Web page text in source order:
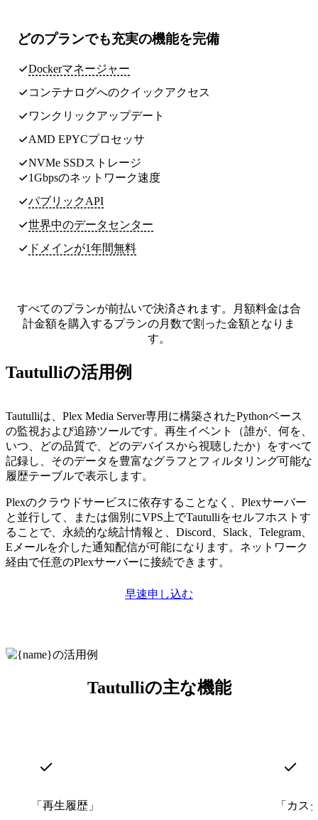
どのプランでも充実の機能を完備
Dockerマネージャー
コンテナログへのクイックアクセス
ワンクリックアップデート
AMD EPYCプロセッサ
NVMe SSDストレージ
1Gbpsのネットワーク速度
パブリックAPI
世界中のデータセンター
ドメインが1年間無料
すべてのプランが前払いで決済されます。月額料金は合
計金額を購入するプランの月数で割った金額となりま
す。
Tautulliの活用例
Tautulliは、Plex Media Server専用に構築されたPythonベース
の監視および追跡ツールです。再生イベント（誰が、何を、
いつ、どの品質で、どのデバイスから視聴したか）をすべて
記録し、そのデータを豊富なグラフとフィルタリング可能な
履歴テーブルで表示します。
Plexのクラウドサービスに依存することなく、Plexサーバー
と並行して、または個別にVPS上でTautulliをセルフホストす
ることで、永続的な統計情報と、Discord、Slack、Telegram、
Eメールを介した通知配信が可能になります。ネットワーク
経由で任意のPlexサーバーに接続できます。
早速申し込む
Tautulliの主な機能
「再生履歴」 「カス